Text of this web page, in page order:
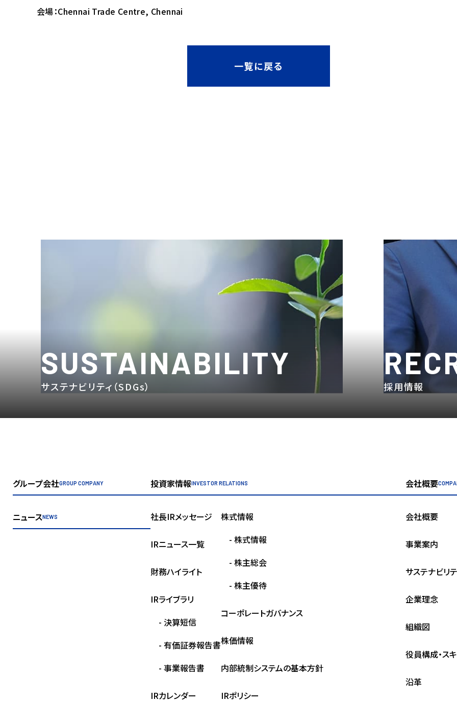
会場：Chennai Trade Centre, Chennai
一覧に戻る
SUSTAINABILITY
サステナビリティ（SDGs） 採用情報
グループ会社GROUP COMPANY
ニュースNEWS
投資家情報INVESTOR RELATIONS
社長IRメッセージ
IRニュース一覧
財務ハイライト
IRライブラリ
- 決算短信
- 有価証券報告書
- 事業報告書
IRカレンダー
株式情報
- 株式情報
- 株主総会
- 株主優待
コーポレートガバナンス
株価情報
内部統制システムの基本方針
IRポリシー
会社概要
会社概要
事業案内
サステナビリテ
企業理念
組織図
役員構成・ス
沿革